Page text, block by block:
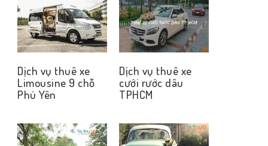
Dịch vụ thuê xe
Limousine 9 chỗ
Phú Yên
Dịch vụ thuê xe
cưới rước dâu
TPHCM